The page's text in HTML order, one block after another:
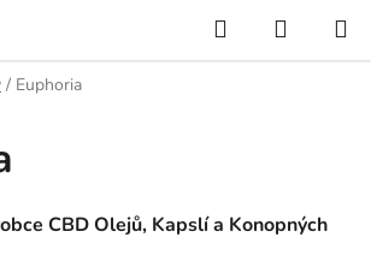
Hledat
KOŠÍK
/ Euphoria
CBD Olejů, Kapslí a Konopných